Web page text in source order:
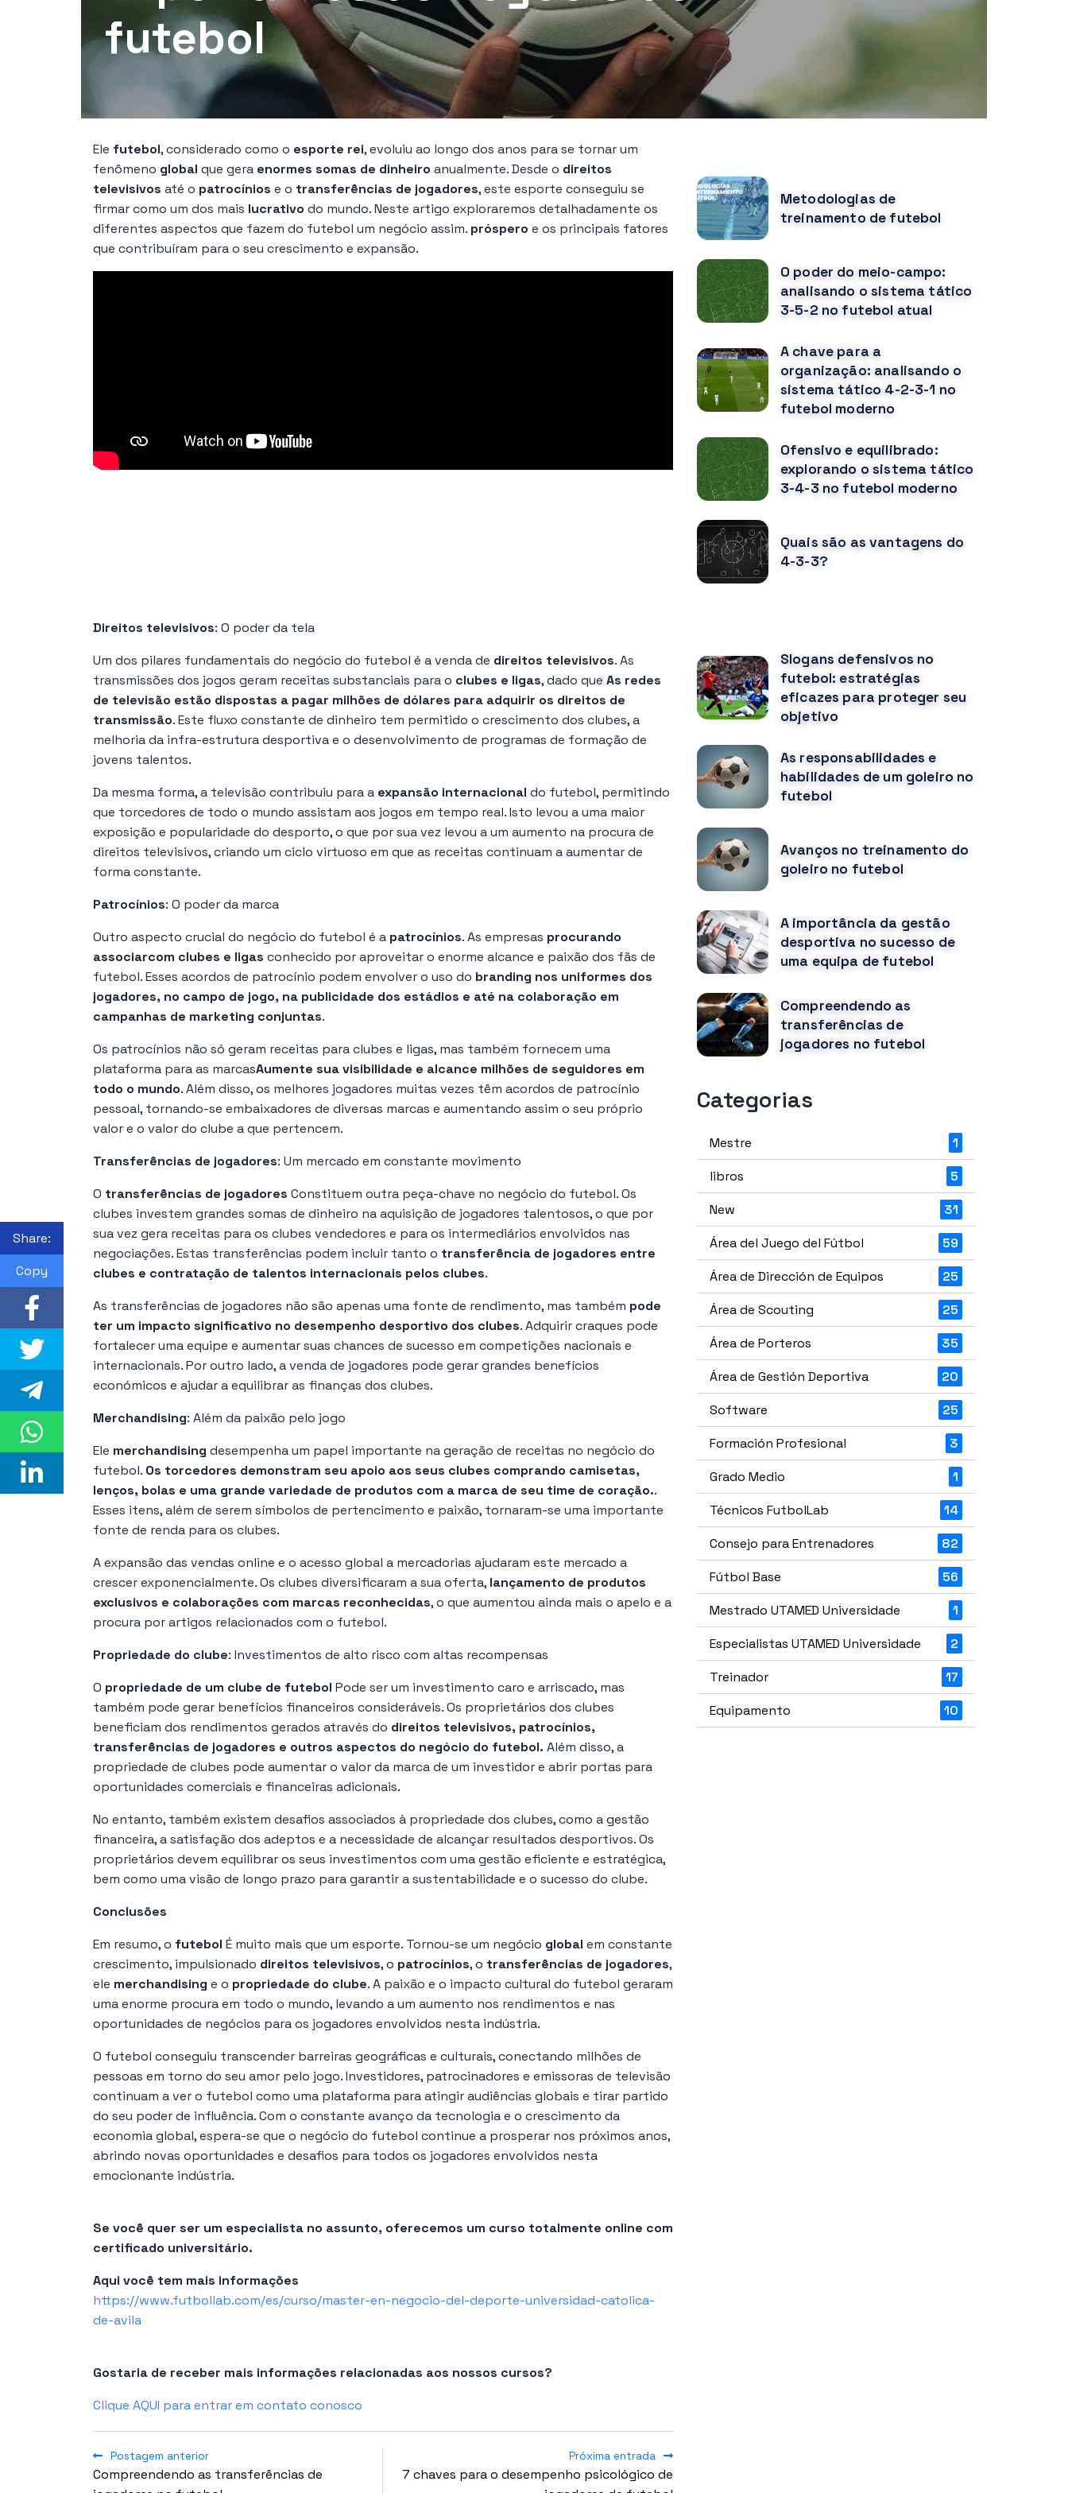
futebol
Ele futebol, considerado como o esporte rei, evoluiu ao longo dos anos para se tornar um
fenômeno global que gera enormes somas de dinheiro anualmente. Desde o direitos
televisivos até o patrocínios e o transferências de jogadores, este esporte conseguiu se
firmar como um dos mais lucrativo do mundo. Neste artigo exploraremos detalhadamente os
diferentes aspectos que fazem do futebol um negócio assim. próspero e os principais fatores
que contribuíram para o seu crescimento e expansão.
Direitos televisivos: O poder da tela
Um dos pilares fundamentais do negócio do futebol é a venda de direitos televisivos. As
transmissões dos jogos geram receitas substanciais para o clubes e ligas, dado que As redes
de televisão estão dispostas a pagar milhões de dólares para adquirir os direitos de
transmissão. Este fluxo constante de dinheiro tem permitido o crescimento dos clubes, a
melhoria da infra-estrutura desportiva e o desenvolvimento de programas de formação de
jovens talentos.
Da mesma forma, a televisão contribuiu para a expansão internacional do futebol, permitindo
que torcedores de todo o mundo assistam aos jogos em tempo real. Isto levou a uma maior
exposição e popularidade do desporto, o que por sua vez levou a um aumento na procura de
direitos televisivos, criando um ciclo virtuoso em que as receitas continuam a aumentar de
forma constante.
Patrocínios: O poder da marca
Outro aspecto crucial do negócio do futebol é a patrocínios. As empresas procurando
associarcom clubes e ligas conhecido por aproveitar o enorme alcance e paixão dos fãs de
futebol. Esses acordos de patrocínio podem envolver o uso do branding nos uniformes dos
jogadores, no campo de jogo, na publicidade dos estádios e até na colaboração em
campanhas de marketing conjuntas.
Os patrocínios não só geram receitas para clubes e ligas, mas também fornecem uma
plataforma para as marcasAumente sua visibilidade e alcance milhões de seguidores em
todo o mundo. Além disso, os melhores jogadores muitas vezes têm acordos de patrocínio
pessoal, tornando-se embaixadores de diversas marcas e aumentando assim o seu próprio
valor e o valor do clube a que pertencem.
Transferências de jogadores: Um mercado em constante movimento
O transferências de jogadores Constituem outra peça-chave no negócio do futebol. Os
clubes investem grandes somas de dinheiro na aquisição de jogadores talentosos, o que por
sua vez gera receitas para os clubes vendedores e para os intermediários envolvidos nas
negociações. Estas transferências podem incluir tanto o transferência de jogadores entre
clubes e contratação de talentos internacionais pelos clubes.
As transferências de jogadores não são apenas uma fonte de rendimento, mas também pode
ter um impacto significativo no desempenho desportivo dos clubes. Adquirir craques pode
fortalecer uma equipe e aumentar suas chances de sucesso em competições nacionais e
internacionais. Por outro lado, a venda de jogadores pode gerar grandes benefícios
económicos e ajudar a equilibrar as finanças dos clubes.
Merchandising: Além da paixão pelo jogo
Ele merchandising desempenha um papel importante na geração de receitas no negócio do
futebol. Os torcedores demonstram seu apoio aos seus clubes comprando camisetas,
lenços, bolas e uma grande variedade de produtos com a marca de seu time de coração..
Esses itens, além de serem símbolos de pertencimento e paixão, tornaram-se uma importante
fonte de renda para os clubes.
A expansão das vendas online e o acesso global a mercadorias ajudaram este mercado a
crescer exponencialmente. Os clubes diversificaram a sua oferta, lançamento de produtos
exclusivos e colaborações com marcas reconhecidas, o que aumentou ainda mais o apelo e a
procura por artigos relacionados com o futebol.
Propriedade do clube: Investimentos de alto risco com altas recompensas
O propriedade de um clube de futebol Pode ser um investimento caro e arriscado, mas
também pode gerar benefícios financeiros consideráveis. Os proprietários dos clubes
beneficiam dos rendimentos gerados através do direitos televisivos, patrocínios,
transferências de jogadores e outros aspectos do negócio do futebol. Além disso, a
propriedade de clubes pode aumentar o valor da marca de um investidor e abrir portas para
oportunidades comerciais e financeiras adicionais.
No entanto, também existem desafios associados à propriedade dos clubes, como a gestão
financeira, a satisfação dos adeptos e a necessidade de alcançar resultados desportivos. Os
proprietários devem equilibrar os seus investimentos com uma gestão eficiente e estratégica,
bem como uma visão de longo prazo para garantir a sustentabilidade e o sucesso do clube.
Conclusões
Em resumo, o futebol É muito mais que um esporte. Tornou-se um negócio global em constante
crescimento, impulsionado direitos televisivos, o patrocínios, o transferências de jogadores,
ele merchandising e o propriedade do clube. A paixão e o impacto cultural do futebol geraram
uma enorme procura em todo o mundo, levando a um aumento nos rendimentos e nas
oportunidades de negócios para os jogadores envolvidos nesta indústria.
O futebol conseguiu transcender barreiras geográficas e culturais, conectando milhões de
pessoas em torno do seu amor pelo jogo. Investidores, patrocinadores e emissoras de televisão
continuam a ver o futebol como uma plataforma para atingir audiências globais e tirar partido
do seu poder de influência. Com o constante avanço da tecnologia e o crescimento da
economia global, espera-se que o negócio do futebol continue a prosperar nos próximos anos,
abrindo novas oportunidades e desafios para todos os jogadores envolvidos nesta
emocionante indústria.
Se você quer ser um especialista no assunto, oferecemos um curso totalmente online com
certificado universitário.
Aqui você tem mais informações
https://www.futbollab.com/es/curso/master-en-negocio-del-deporte-universidad-catolica-
de-avila
Gostaria de receber mais informações relacionadas aos nossos cursos?
Clique AQUI para entrar em contato conosco
Postagem anterior
Compreendendo as transferências de
Próxima entrada
7 chaves para o desempenho psicológico de
Metodologias de
treinamento de futebol
O poder do meio-campo:
analisando o sistema tático
3-5-2 no futebol atual
A chave para a
organização: analisando o
sistema tático 4-2-3-1 no
futebol moderno
Ofensivo e equilibrado:
explorando o sistema tático
3-4-3 no futebol moderno
Quais são as vantagens do
4-3-3?
Slogans defensivos no
futebol: estratégias
eficazes para proteger seu
objetivo
As responsabilidades e
habilidades de um goleiro no
futebol
Avanços no treinamento do
goleiro no futebol
A importância da gestão
desportiva no sucesso de
uma equipa de futebol
Compreendendo as
transferências de
jogadores no futebol
Categorias
Mestre
1
libros
5
New
31
Área del Juego del Fútbol
59
Área de Dirección de Equipos
25
Área de Scouting
25
Área de Porteros
35
Área de Gestión Deportiva
20
Software
25
Formación Profesional
3
Grado Medio
1
Técnicos FutbolLab
14
Consejo para Entrenadores
82
Fútbol Base
56
Mestrado UTAMED Universidade
1
Especialistas UTAMED Universidade
2
Treinador
17
Equipamento
10
Share:
Copy